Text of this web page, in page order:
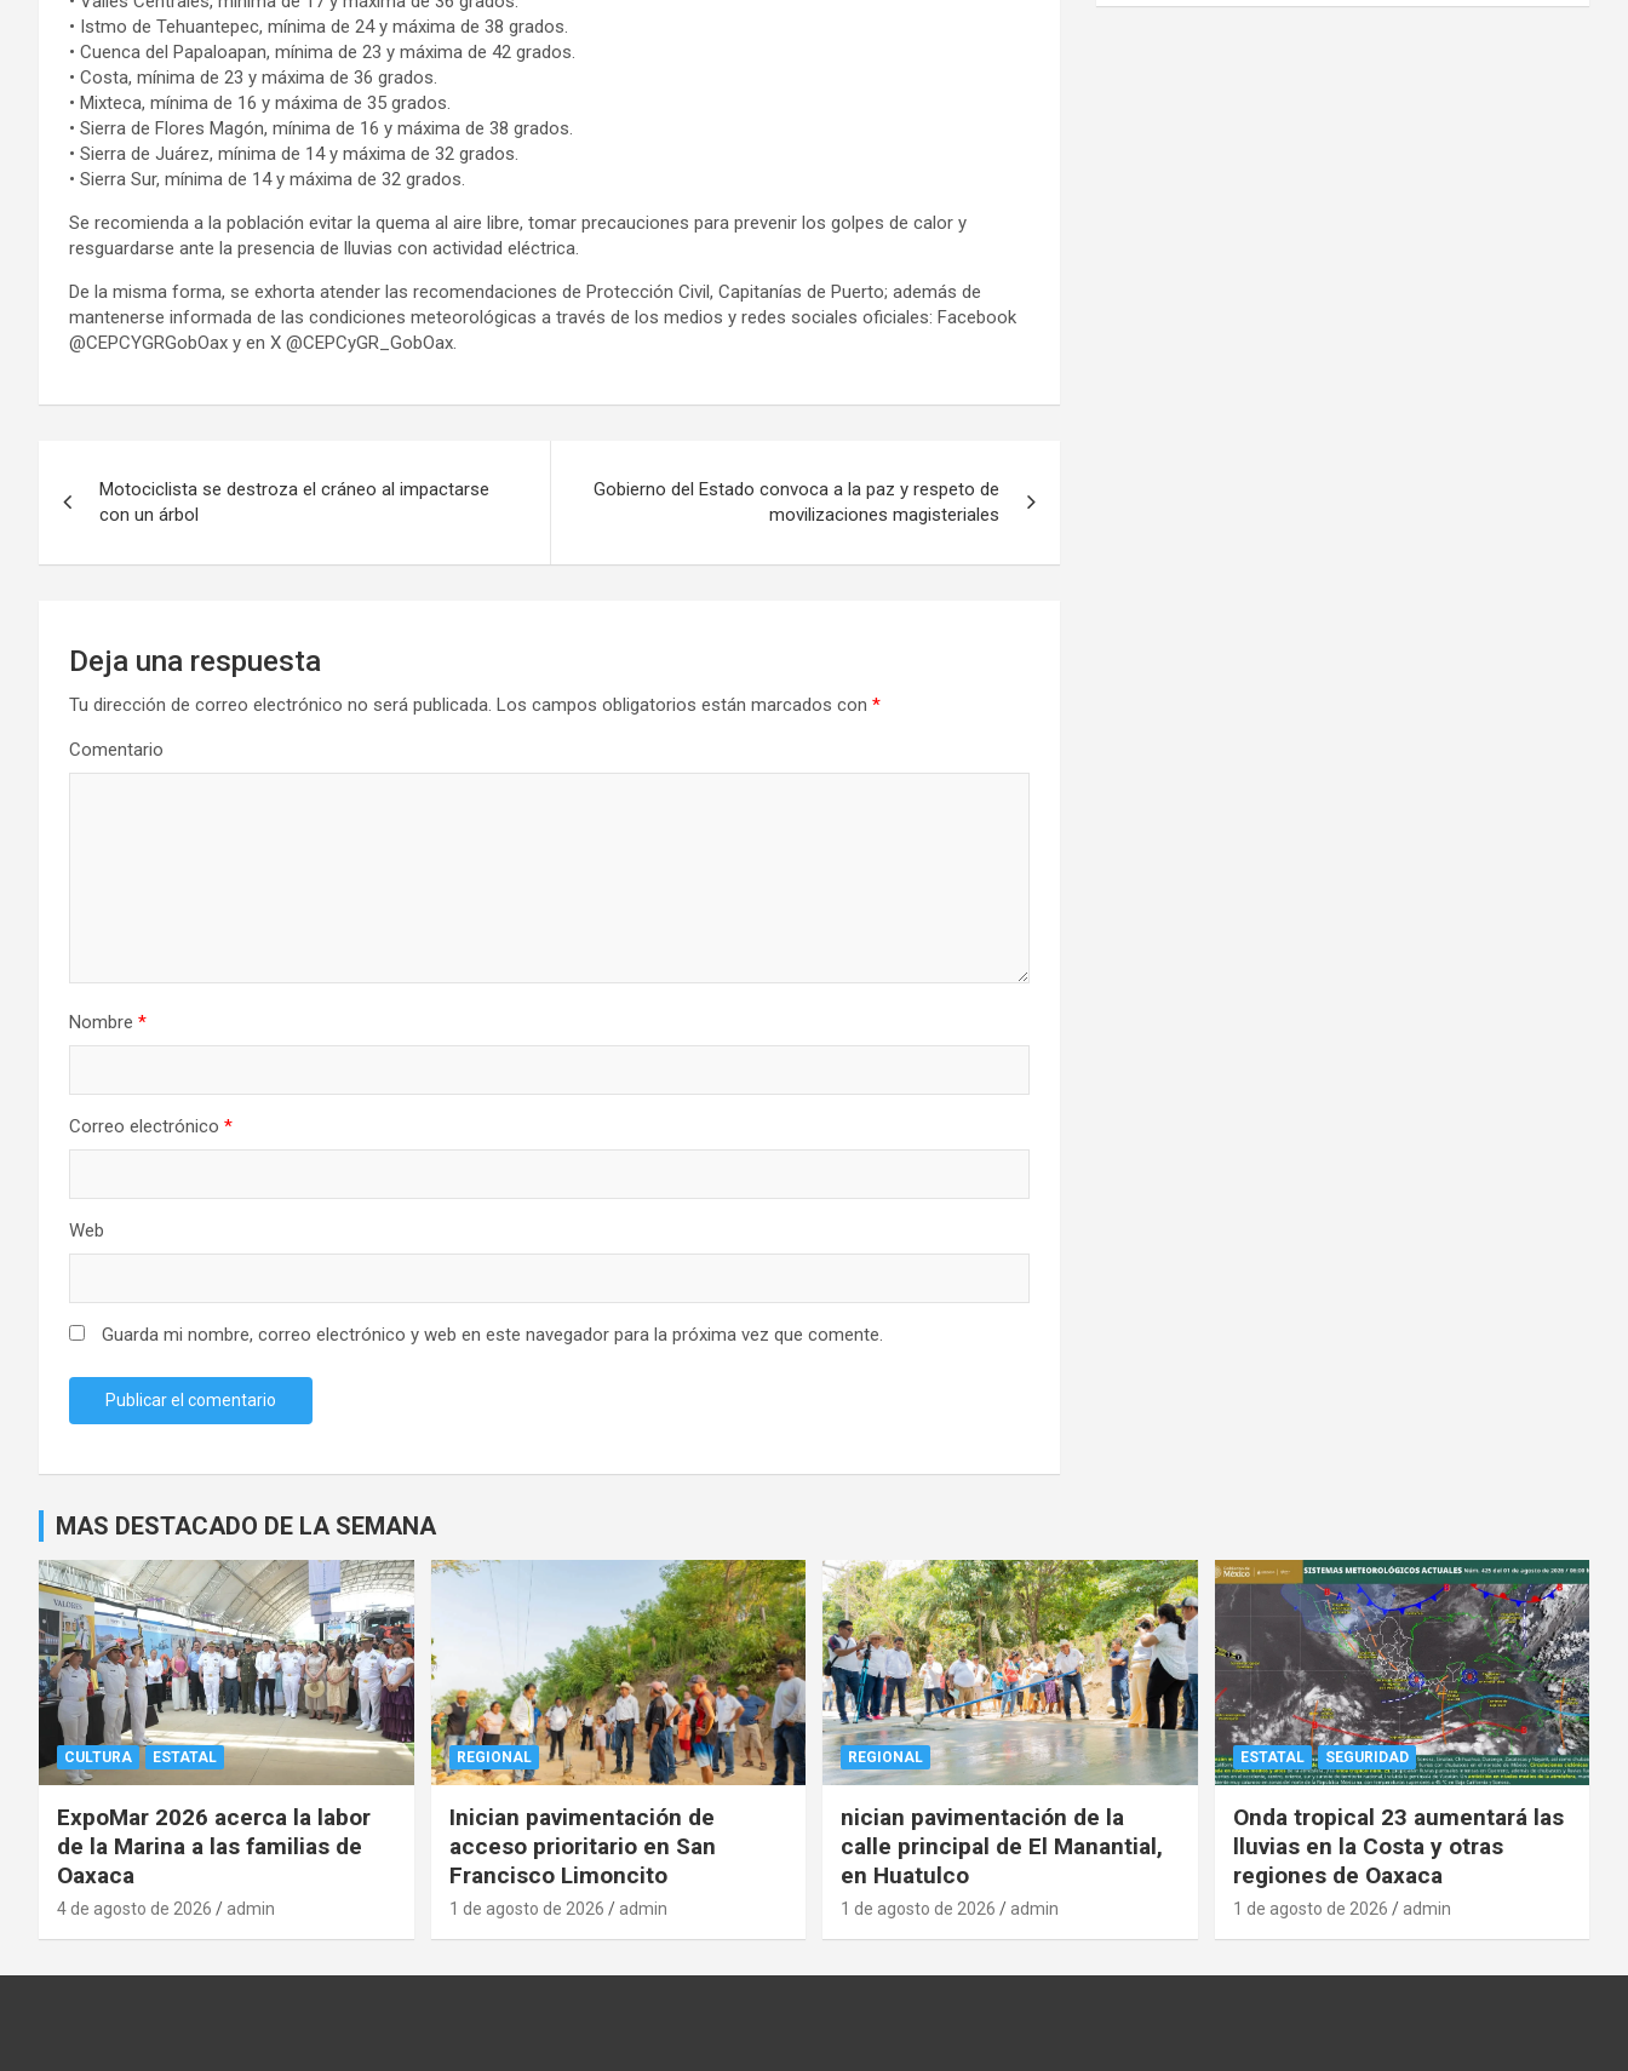
• Istmo de Tehuantepec, mínima de 24 y máxima de 38 grados.
• Cuenca del Papaloapan, mínima de 23 y máxima de 42 grados.
• Costa, mínima de 23 y máxima de 36 grados.
• Mixteca, mínima de 16 y máxima de 35 grados.
• Sierra de Flores Magón, mínima de 16 y máxima de 38 grados.
• Sierra de Juárez, mínima de 14 y máxima de 32 grados.
• Sierra Sur, mínima de 14 y máxima de 32 grados.
Se recomienda a la población evitar la quema al aire libre, tomar precauciones para prevenir los golpes de calor y
resguardarse ante la presencia de lluvias con actividad eléctrica.
De la misma forma, se exhorta atender las recomendaciones de Protección Civil, Capitanías de Puerto; además de
mantenerse informada de las condiciones meteorológicas a través de los medios y redes sociales oficiales: Facebook
@CEPCYGRGobOax y en X @CEPCyGR_GobOax.
de
entradas
Motociclista se destroza el cráneo al impactarse
con un árbol
Gobierno del Estado convoca a la paz y respeto de
movilizaciones magisteriales
Deja una respuesta
Tu dirección de correo electrónico no será publicada. Los campos obligatorios están marcados con *
Comentario
Nombre *
Correo electrónico *
Web
Guarda mi nombre, correo electrónico y web en este navegador para la próxima vez que comente.
MAS DESTACADO DE LA SEMANA
CULTURA ESTATAL
ExpoMar 2026 acerca la labor
de la Marina a las familias de
Oaxaca
4 de agosto de 2026 admin
REGIONAL
Inician pavimentación de
acceso prioritario en San
Francisco Limoncito
1 de agosto de 2026 admin
REGIONAL
nician pavimentación de la
calle principal de El Manantial,
en Huatulco
1 de agosto de 2026 admin
ESTATAL SEGURIDAD
Onda tropical 23 aumentará las
lluvias en la Costa y otras
regiones de Oaxaca
1 de agosto de 2026 admin